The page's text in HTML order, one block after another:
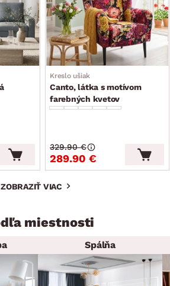
Kreslo ušiak
Canto, látka s motívom
farebných kvetov
289.90 €
329.90 €
ZOBRAZIŤ VIAC
miestnosti
Spálňa